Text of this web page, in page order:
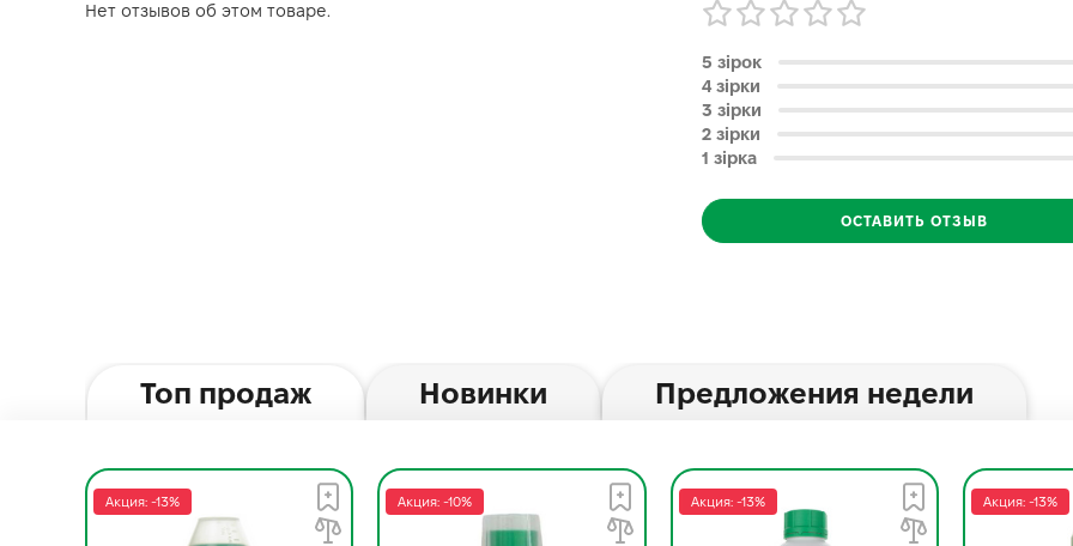
Нет отзывов об этом товаре.
5 зірок
4 зірки
3 зірки
2 зірки
1 зірка
ОСТАВИТЬ ОТЗЫВ
Топ продаж Новинки Предложения недели
Акция: -13% Акция: -10% Акция: -13% Акция: -13%